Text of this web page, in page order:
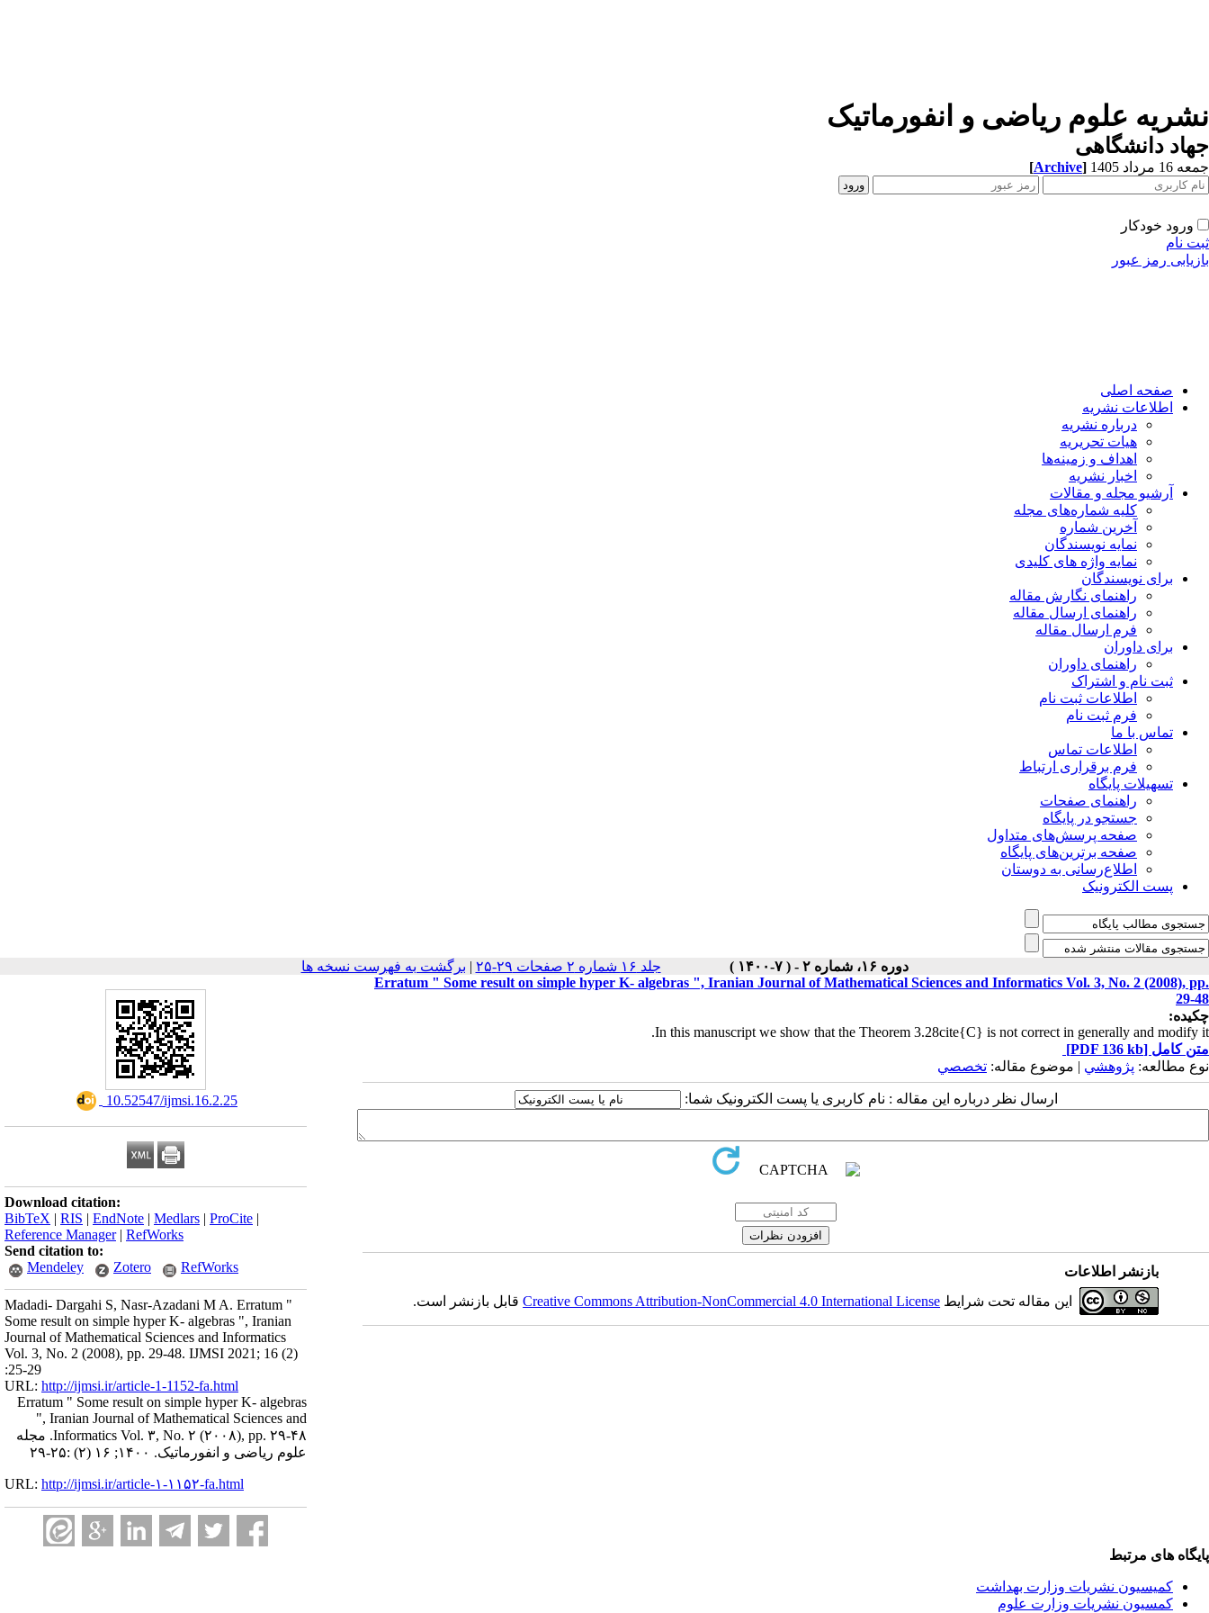
نشریه علوم ریاضی و انفورماتیک
جهاد دانشگاهی
جمعه 16 مرداد 1405 [Archive]
ورود خودکار
ثبت نام
بازیابی رمز عبور
صفحه اصلی
اطلاعات نشریه
درباره نشریه
هیات تحریریه
اهداف و زمینه‌ها
اخبار نشریه
آرشیو مجله و مقالات
کلیه شماره‌های مجله
آخرین شماره
نمایه نویسندگان
نمایه واژه های کلیدی
برای نویسندگان
راهنمای نگارش مقاله
راهنمای ارسال مقاله
فرم ارسال مقاله
برای داوران
راهنمای داوران
ثبت نام و اشتراک
اطلاعات ثبت نام
فرم ثبت نام
تماس با ما
اطلاعات تماس
فرم برقراری ارتباط
تسهیلات پایگاه
راهنمای صفحات
جستجو در پایگاه
صفحه پرسش‌های متداول
صفحه برترین‌های پایگاه
اطلاع‌رسانی به دوستان
پست الکترونیک
دوره ۱۶، شماره ۲ - ( ۷-۱۴۰۰ ) جلد ۱۶ شماره ۲ صفحات ۲۹-۲۵ | برگشت به فهرست نسخه ها
‎ 10.52547/ijmsi.16.2.25
Download citation:
BibTeX | RIS | EndNote | Medlars | ProCite |
Reference Manager| RefWorks
Send citation to:
Mendeley
Zotero RefWorks
Madadi- Dargahi S, Nasr-Azadani M A. Erratum‎ "
‎Some result on simple hyper K‎- ‎algebras‎ ", ‎Iranian
Journal of Mathematical Sciences and Informatics‎
‎Vol‎. ‎3‎, ‎No‎. ‎2 (2008)‎, ‎pp‎. ‎29-48. IJMSI 2021; 16 (2)
:25-29
URL: http://ijmsi.ir/article-1-1152-fa.html
Erratum‎ " ‎Some result on simple hyper K‎- ‎algebras‎
", ‎Iranian Journal of Mathematical Sciences and
Informatics‎ ‎Vol‎. ‎۳‎, ‎No‎. ‎۲ (۲۰۰۸)‎, ‎pp‎. ‎۲۹-۴۸. مجله
علوم ریاضی و انفورماتیک. ۱۴۰۰; ۱۶ (۲) :۲۵-۲۹
URL: http://ijmsi.ir/article-۱-۱۱۵۲-fa.html
Erratum‎ " ‎Some result on simple hyper K‎- ‎algebras‎ ", ‎Iranian Journal of Mathematical Sciences and Informatics‎ ‎Vol‎. ‎3‎, ‎No‎. ‎2 (2008)‎, ‎pp‎.
‎29-48
چکیده:
‎‎In this manuscript we show that the Theorem 3.28cite{C} is not correct in generally and modify it‎.
متن کامل [PDF 136 kb]
نوع مطالعه: پژوهشي | موضوع مقاله: تخصصي
ارسال نظر درباره این مقاله : نام کاربری یا پست الکترونیک شما:
بازنشر اطلاعات
این مقاله تحت شرایط Creative Commons Attribution-NonCommercial 4.0 International Licenseقابل بازنشر است.
پایگاه های مرتبط
کمیسیون نشریات وزارت بهداشت
کمسیون نشریات وزارت علوم